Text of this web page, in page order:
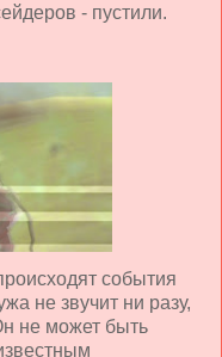
- пустили.
события
не звучит ни разу,
не может быть